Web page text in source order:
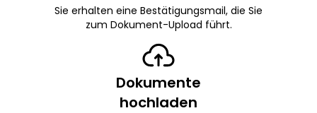
Sie erhalten eine Bestätigungsmail, die Sie
zum Dokument-Upload führt.
Dokumente
hochladen